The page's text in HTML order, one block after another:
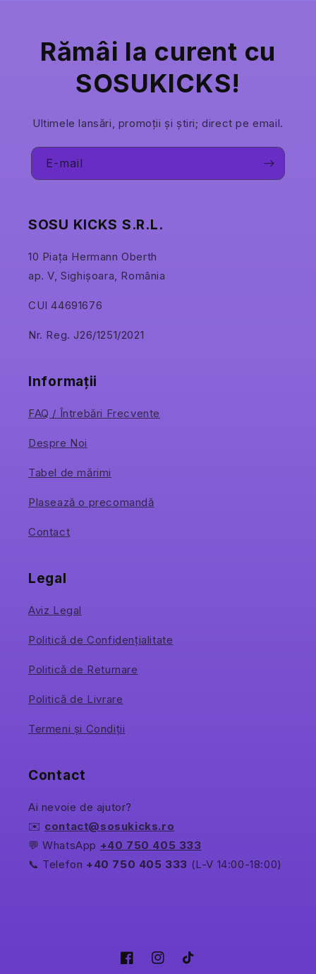
Rămâi la curent cu
SOSUKICKS!
Ultimele lansări, promoții și știri; direct pe email.
E-mail
SOSU KICKS S.R.L.
10 Piața Hermann Oberth
ap. V, Sighișoara, România
CUI 44691676
Nr. Reg. J26/1251/2021
Informații
FAQ / Întrebări Frecvente
Despre Noi
Tabel de mărimi
Plasează o precomandă
Contact
Legal
Aviz Legal
Politică de Confidențialitate
Politică de Returnare
Politică de Livrare
Termeni și Condiții
Contact
Ai nevoie de ajutor?
✉️ contact@sosukicks.ro
💬 WhatsApp +40 750 405 333
📞 Telefon +40 750 405 333 (L-V 14:00-18:00)
FacebookInstagramTikTok